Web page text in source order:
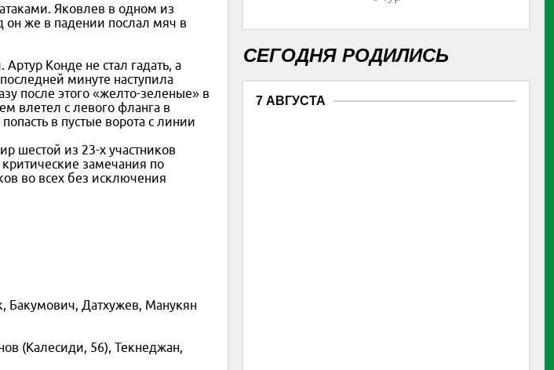
Яковлев в одном из
он же в падении послал мяч в
Конде не стал гадать, а
минуте наступила
после этого «желто-зеленые» в
влетел с левого фланга в
в пустые ворота с линии
шестой из 23-х участников
замечания по
во всех без исключения
Бакумович, Датхужев, Манукян
(Калесиди, 56), Текнеджан,
СЕГОДНЯ РОДИЛИСЬ
7 АВГУСТА